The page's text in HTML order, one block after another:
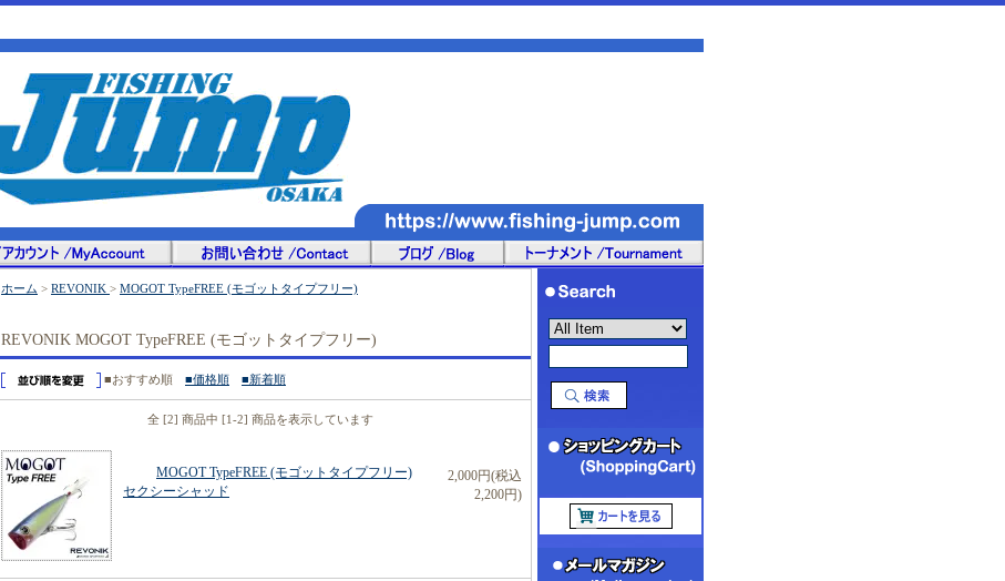
ホーム > REVONIK > MOGOT TypeFREE (モゴットタイプフリー)
REVONIK MOGOT TypeFREE (モゴットタイプフリー)
■おすすめ順 ■価格順 ■新着順
全 [2] 商品中 [1-2] 商品を表示しています
MOGOT TypeFREE (モゴットタイプフリー)
セクシーシャッド
2,000円(税込
2,200円)